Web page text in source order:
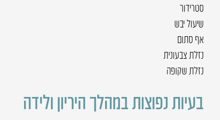
סטרידור
שיעול יבש
אף סתום
נזלת צבעונית
נזלת שקופה
בעיות נפוצות במהלך היריון ולידה